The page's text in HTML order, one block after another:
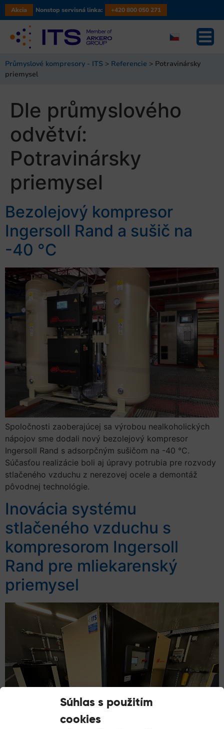
Súhlas s použitím
cookies
Akcia Nonstop servisná linka: +420 800 050 271
Průmyslové kompresory - ITS > Referencie > Potravinársky
priemysel
Dle průmyslového
odvětví:
Potravinársky
priemysel
Bezolejový kompresor
Ingersoll Rand a sušič na
-40 °C
Spoločnosti zaoberajúcej sa výrobou nealkoholických
nápojov sme dodali nový bezolejový kompresor
Ingersoll Rand s adsorpčným sušičom na -40 °C.
Súčasťou realizácie boli aj úpravy potrubia pre rozvody
stlačeného vzduchu z nerezovej ocele a demontáž
pôvodnej technológie.
Inovácia systému
stlačeného vzduchu s
kompresorom Ingersoll
Rand pre mliekarenský
priemysel